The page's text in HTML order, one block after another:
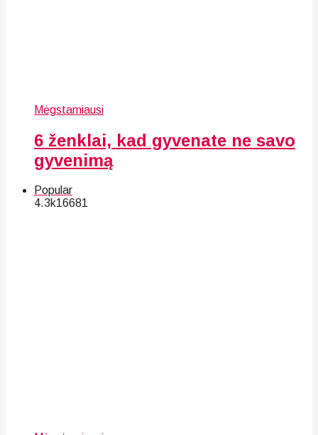
Mėgstamiausi
6 ženklai, kad gyvenate ne savo
gyvenimą
Popular
4.3k16681